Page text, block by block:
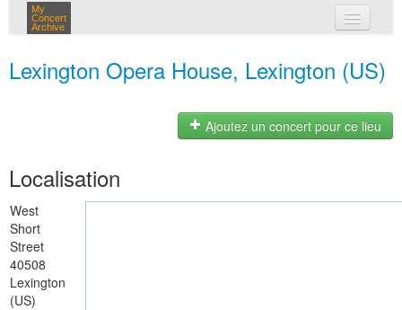
My
Concert
Archive
Lexington Opera House, Lexington (US)
Ajoutez un concert pour ce lieu
Localisation
West
Short
Street
40508
Lexington
(US)